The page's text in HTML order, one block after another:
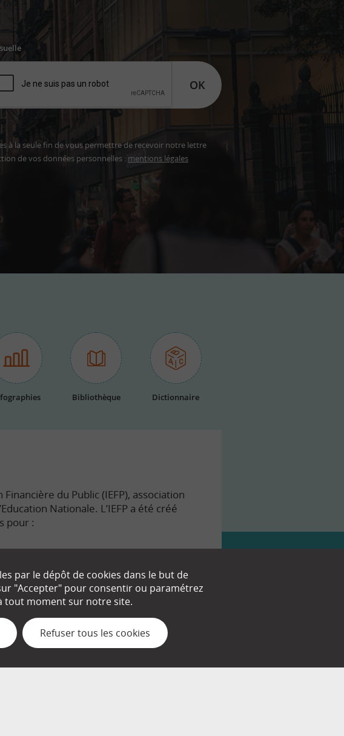
OK
à la seule fin de vous permettre de recevoir notre lettre
de vos données personnelles : mentions légales
Bibliothèque Dictionnaire
du Public (IEFP), association
Nationale. L’IEFP a été créé
pour :
nous vivons.
nous concernent.
par le dépôt de cookies dans le but de
"Accepter" pour consentir ou paramétrez
tout moment sur notre site.
Refuser tous les cookies